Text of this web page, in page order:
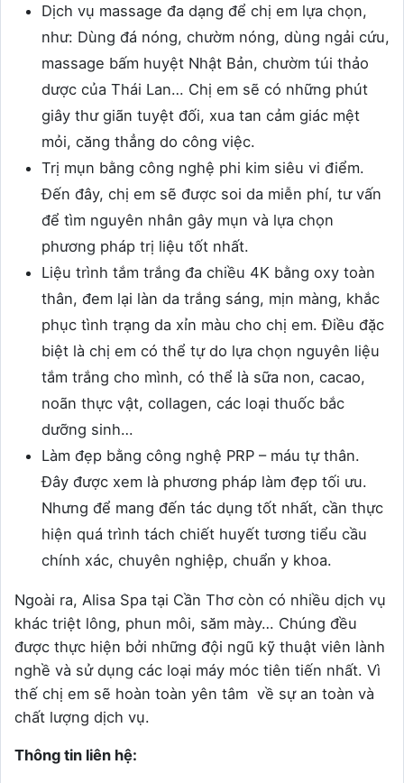
Dịch vụ massage đa dạng để chị em lựa chọn,
như: Dùng đá nóng, chườm nóng, dùng ngải cứu,
massage bấm huyệt Nhật Bản, chườm túi thảo
dược của Thái Lan… Chị em sẽ có những phút
giây thư giãn tuyệt đối, xua tan cảm giác mệt
mỏi, căng thẳng do công việc.
Trị mụn bằng công nghệ phi kim siêu vi điểm.
Đến đây, chị em sẽ được soi da miễn phí, tư vấn
để tìm nguyên nhân gây mụn và lựa chọn
phương pháp trị liệu tốt nhất.
Liệu trình tắm trắng đa chiều 4K bằng oxy toàn
thân, đem lại làn da trắng sáng, mịn màng, khắc
phục tình trạng da xỉn màu cho chị em. Điều đặc
biệt là chị em có thể tự do lựa chọn nguyên liệu
tắm trắng cho mình, có thể là sữa non, cacao,
noãn thực vật, collagen, các loại thuốc bắc
dưỡng sinh…
Làm đẹp bằng công nghệ PRP – máu tự thân.
Đây được xem là phương pháp làm đẹp tối ưu.
Nhưng để mang đến tác dụng tốt nhất, cần thực
hiện quá trình tách chiết huyết tương tiểu cầu
chính xác, chuyên nghiệp, chuẩn y khoa.
Ngoài ra, Alisa Spa tại Cần Thơ còn có nhiều dịch vụ
khác triệt lông, phun môi, săm mày… Chúng đều
được thực hiện bởi những đội ngũ kỹ thuật viên lành
nghề và sử dụng các loại máy móc tiên tiến nhất. Vì
thế chị em sẽ hoàn toàn yên tâm về sự an toàn và
chất lượng dịch vụ.
Thông tin liên hệ: